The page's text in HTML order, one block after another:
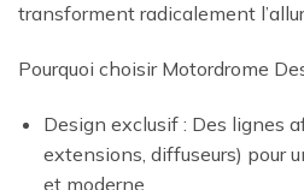
transforment radicalement
Pourquoi choisir Motordrome
Design exclusif : Des lignes
extensions, diffuseurs) pour
et moderne.